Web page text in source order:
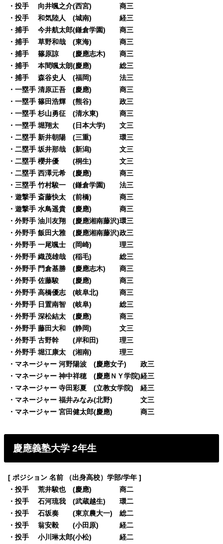
・投手 向井颯之介(西宮) 商三
・投手 和気陸人 (城南) 経三
・捕手 今井航太郎(鎌倉学園) 商三
・捕手 草野和哉 (東海) 商三
・捕手 篠原諒 (慶應志木) 商三
・捕手 本間颯太朗(慶應) 総三
・捕手 森谷史人 (福岡) 法三
・一塁手 清原正吾 (慶應) 商三
・一塁手 篠田浩輝 (熊谷) 政三
・一塁手 杉山勇征 (清水東) 商三
・一塁手 堀翔太 (日本大学) 文三
・二塁手 新井朝陽 (三重) 環三
・二塁手 坂井那哉 (新潟) 文三
・二塁手 櫻井優 (桐生) 文三
・二塁手 西澤元希 (慶應) 商三
・三塁手 竹村駿一 (鎌倉学園) 法三
・遊撃手 斎藤快太 (前橋) 商三
・遊撃手 水鳥遥貴 (慶應) 商三
・外野手 油川友翔 (慶應湘南藤沢)環三
・外野手 飯田大雅 (慶應湘南藤沢)政三
・外野手 一尾颯士 (岡崎) 理三
・外野手 織茂雄哉 (稲毛) 総三
・外野手 門倉基勝 (慶應志木) 商三
・外野手 佐藤駿 (慶應) 商三
・外野手 高橋優志 (岐阜北) 商三
・外野手 日置南智 (岐阜) 総三
・外野手 深松結太 (慶應) 商三
・外野手 藤田大和 (静岡) 文三
・外野手 古野幹 (岸和田) 理三
・外野手 堀江康太 (湘南) 理三
・マネージャー 河野陽波 (慶應女子) 政三
・マネージャー 神中祥穂 (慶應ＮＹ学院)経三
・マネージャー 寺田彩夏 (立教女学院) 経三
・マネージャー 福井みなみ(北野) 文三
・マネージャー 宮田健太郎(慶應) 商三
慶應義塾大学 2年生
[ ポジション 名前 （出身高校）学部/学年 ]
・投手 荒井駿也 (慶應) 商二
・投手 石河琉我 (武蔵越生) 環二
・投手 石坂奏 (東京農大一) 総二
・投手 翁安毅 (小田原) 経二
・投手 小川琳太郎(小松) 経二